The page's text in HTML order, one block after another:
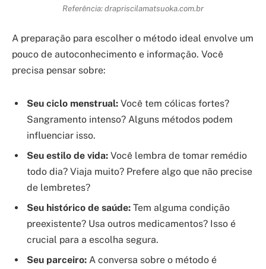
Referência: drapriscilamatsuoka.com.br
A preparação para escolher o método ideal envolve um
pouco de autoconhecimento e informação. Você
precisa pensar sobre:
Seu ciclo menstrual: Você tem cólicas fortes?
Sangramento intenso? Alguns métodos podem
influenciar isso.
Seu estilo de vida: Você lembra de tomar remédio
todo dia? Viaja muito? Prefere algo que não precise
de lembretes?
Seu histórico de saúde: Tem alguma condição
preexistente? Usa outros medicamentos? Isso é
crucial para a escolha segura.
Seu parceiro: A conversa sobre o método é